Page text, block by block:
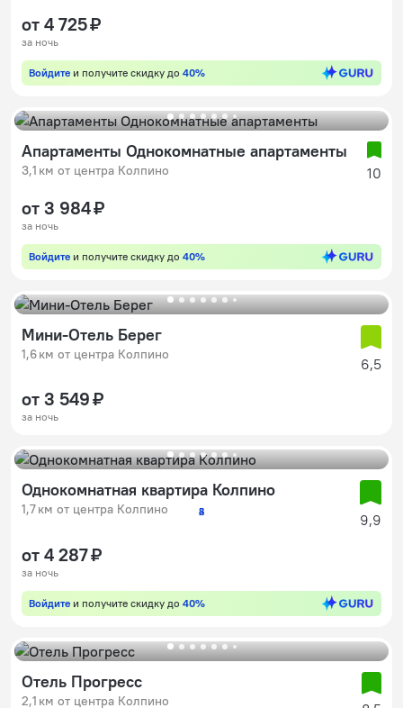
от 4 725 ₽
за ночь
Войдите и получите скидку до 40%
Апартаменты Однокомнатные апартаменты
3,1 км от центра Колпино 10
от 3 984 ₽
за ночь
Войдите и получите скидку до 40%
Мини-Отель Берег
1,6 км от центра Колпино
6,5
от 3 549 ₽
за ночь
Однокомнатная квартира Колпино
1,7 км от центра Колпино
9,9
от 4 287 ₽
за ночь
Войдите и получите скидку до 40%
Отель Прогресс
2,1 км от центра Колпино
2
3
4
5